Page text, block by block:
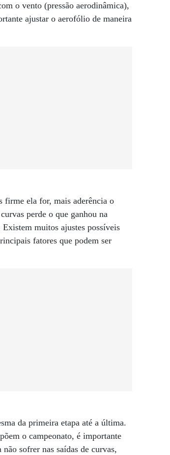
o vento (pressão aerodinâmica),
ajustar o aerofólio de maneira
firme ela for, mais aderência o
perde o que ganhou na
muitos ajustes possíveis
fatores que podem ser
da primeira etapa até a última.
o campeonato, é importante
sofrer nas saídas de curvas,